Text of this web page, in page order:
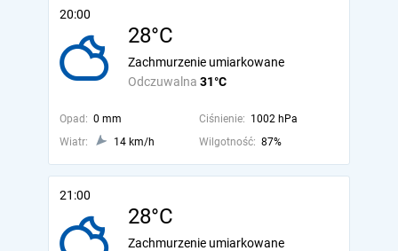
20:00
28°C
Odczuwalna 31°C
Zachmurzenie umiarkowane
Opad: 0 mm Ciśnienie: 1002 hPa
Wiatr:
14 km/h Wilgotność: 87%
21:00
28°C
Zachmurzenie umiarkowane